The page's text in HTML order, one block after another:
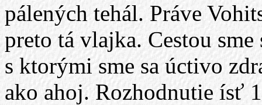
pálených tehál. Práve
preto tá vlajka. Cestou
s ktorými sme sa úctivo
ako ahoj. Rozhodnutie ísť